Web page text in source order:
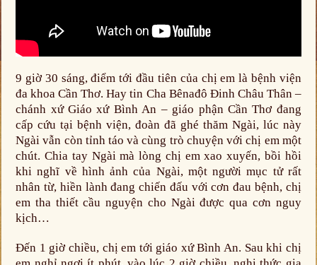
9 giờ 30 sáng, điểm tới đầu tiên của chị em là bệnh viện
đa khoa Cần Thơ. Hay tin Cha Bênađô Đinh Châu Thân –
chánh xứ Giáo xứ Bình An – giáo phận Cần Thơ đang
cấp cứu tại bệnh viện, đoàn đã ghé thăm Ngài, lúc này
Ngài vẫn còn tỉnh táo và cùng trò chuyện với chị em một
chút. Chia tay Ngài mà lòng chị em xao xuyến, bồi hồi
khi nghĩ về hình ảnh của Ngài, một người mục tử rất
nhân từ, hiền lành đang chiến đấu với cơn đau bệnh, chị
em tha thiết cầu nguyện cho Ngài được qua cơn nguy
kịch…
Đến 1 giờ chiều, chị em tới giáo xứ Bình An. Sau khi chị